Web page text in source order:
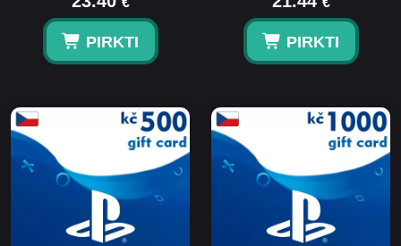
PIRKTI PIRKTI